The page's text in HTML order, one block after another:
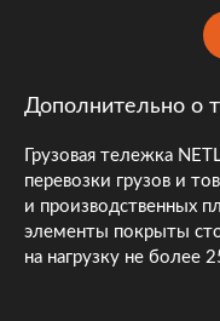
Дополнительно о
Грузовая тележка
перевозки грузов и
и производственных
элементы покрыты
на нагрузку не более